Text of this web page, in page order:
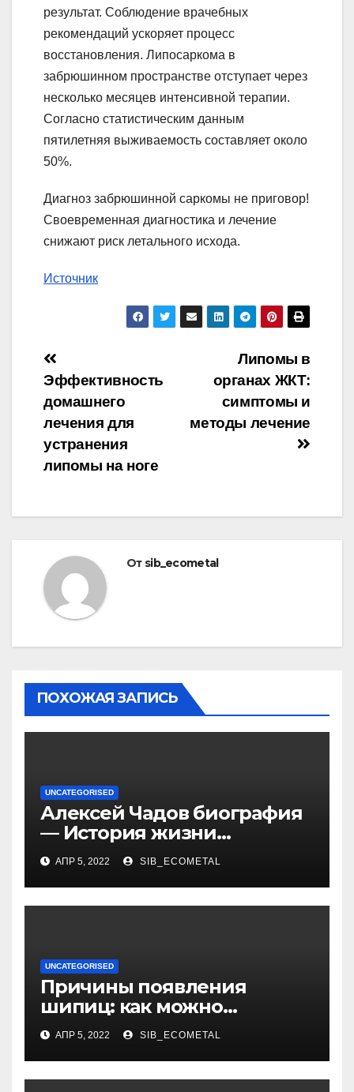
результат. Соблюдение врачебных
рекомендаций ускоряет процесс
восстановления. Липосаркома в
забрюшинном пространстве отступает через
несколько месяцев интенсивной терапии.
Согласно статистическим данным
пятилетняя выживаемость составляет около
50%.
Диагноз забрюшинной саркомы не приговор!
Своевременная диагностика и лечение
снижают риск летального исхода.
Источник
Навигация
по
записям
Липомы в
органах ЖКТ:
симптомы и
методы лечение
Эффективность
домашнего
лечения для
устранения
липомы на ноге
От sib_ecometal
ПОХОЖАЯ ЗАПИСЬ
UNCATEGORISED
Алексей Чадов биография
— История жизни
российского актера
АПР 5, 2022 SIB_ECOMETAL
UNCATEGORISED
Причины появления
шипиц: как можно
заразиться вирусом
АПР 5, 2022 SIB_ECOMETAL